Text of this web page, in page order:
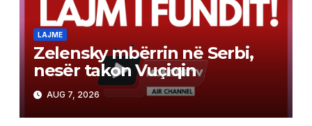
LAJME
Zelensky mbërrin në Serbi,
nesër takon Vuçiqin
AUG 7, 2026